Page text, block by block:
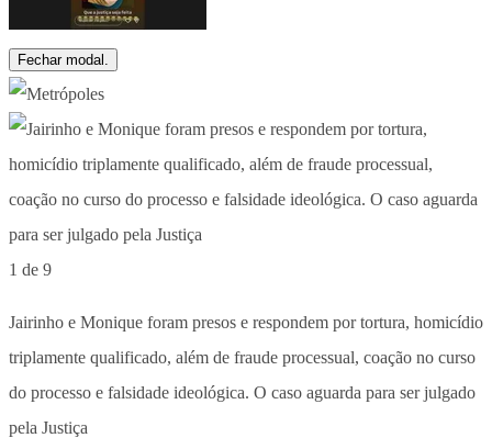
Fechar modal.
1 de 9
Jairinho e Monique foram presos e respondem por tortura, homicídio
triplamente qualificado, além de fraude processual, coação no curso
do processo e falsidade ideológica. O caso aguarda para ser julgado
pela Justiça